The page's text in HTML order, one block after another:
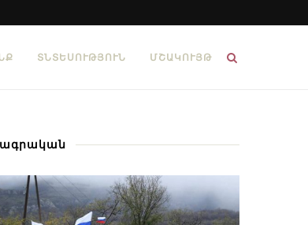
ՏՆՏԵՍՈՒԹՅՈՒՆ ՄՇԱԿՈՒՅԹ